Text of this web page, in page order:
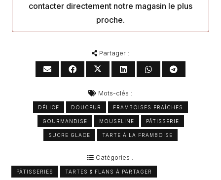
contacter directement notre magasin le plus
proche.
Partager :
Mots-clés :
DÉLICE DOUCEUR FRAMBOISES FRAÎCHES
GOURMANDISE MOUSELINE PÂTISSERIE
SUCRE GLACE TARTE À LA FRAMBOISE
Catégories :
PÂTISSERIES TARTES & FLANS À PARTAGER